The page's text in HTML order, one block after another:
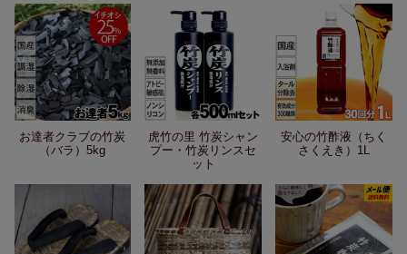
お達者クラブの竹炭
（バラ）5kg
虎竹の里 竹炭シャン
プー・竹炭リンスセ
ット
安心の竹酢液（ちく
さくえき）1L